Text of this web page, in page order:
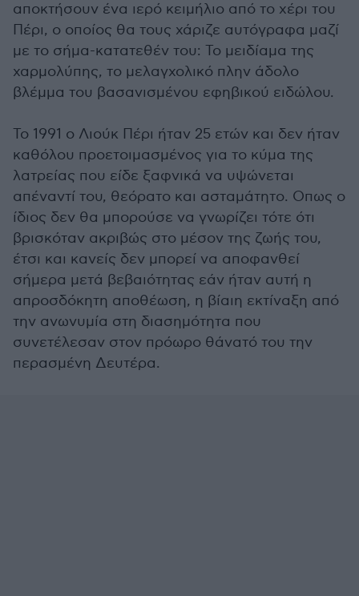
αποκτήσουν ένα ιερό κειμήλιο από το χέρι του
Πέρι, ο οποίος θα τους χάριζε αυτόγραφα μαζί
με το σήμα-κατατεθέν του: Το μειδίαμα της
χαρμολύπης, το μελαγχολικό πλην άδολο
βλέμμα του βασανισμένου εφηβικού ειδώλου.
Το 1991 ο Λιούκ Πέρι ήταν 25 ετών και δεν ήταν
καθόλου προετοιμασμένος για το κύμα της
λατρείας που είδε ξαφνικά να υψώνεται
απέναντί του, θεόρατο και ασταμάτητο. Οπως ο
ίδιος δεν θα μπορούσε να γνωρίζει τότε ότι
βρισκόταν ακριβώς στο μέσον της ζωής του,
έτσι και κανείς δεν μπορεί να αποφανθεί
σήμερα μετά βεβαιότητας εάν ήταν αυτή η
απροσδόκητη αποθέωση, η βίαιη εκτίναξη από
την ανωνυμία στη διασημότητα που
συνετέλεσαν στον πρόωρο θάνατό του την
περασμένη Δευτέρα.